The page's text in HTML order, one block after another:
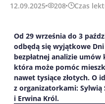
12.09.2025 208 Czas
Od 29 września do 3
odbędą się wyjątkowe
bezpłatnej analizie
która może pomóc
nawet tysiące złotych. O
z organizatorkami: Sylwią
i Erwina Król.